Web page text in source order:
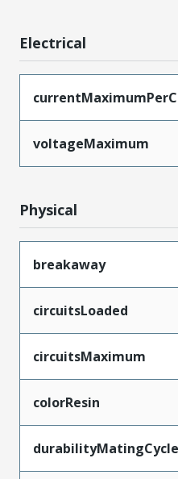
Electrical
voltageMaximum
Physical
breakaway
circuitsLoaded
circuitsMaximum
colorResin